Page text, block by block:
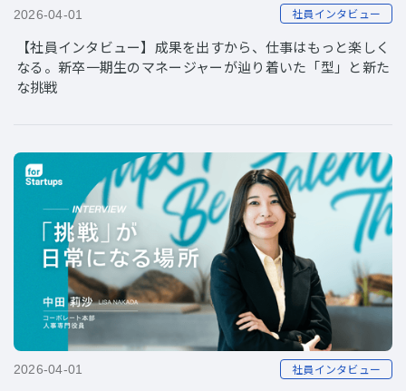
2026-04-01 社員インタビュー
【社員インタビュー】成果を出すから、仕事はもっと楽しく
なる。新卒一期生のマネージャーが辿り着いた「型」と新た
な挑戦
2026-04-01 社員インタビュー